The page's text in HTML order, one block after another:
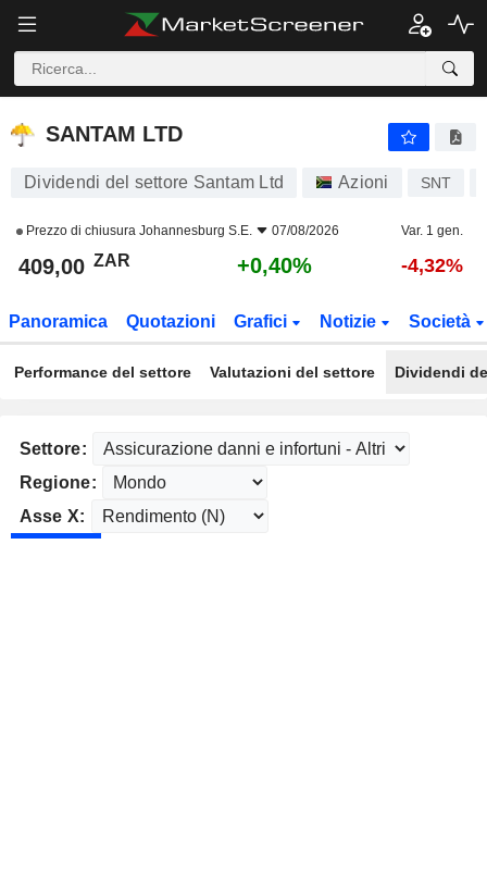
SANTAM LTD
SANTAM LTD
Dividendi del settore Santam Ltd Azioni SNT
Prezzo di chiusura Johannesburg S.E. 07/08/2026 Var. 1 gen.
409,00 ZAR +0,40% -4,32%
Panoramica Quotazioni Grafici Notizie Società
Performance del settore Valutazioni del settore Dividendi
Settore:
Regione:
Asse X: